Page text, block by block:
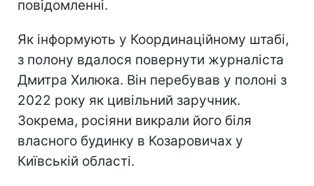
повідомленні.
Як інформують у Координаційному штабі,
з полону вдалося повернути журналіста
Дмитра Хилюка. Він перебував у полоні з
2022 року як цивільний заручник.
Зокрема, росіяни викрали його біля
власного будинку в Козаровичах у
Київській області.